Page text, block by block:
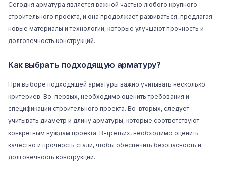
Сегодня арматура является важной частью любого крупного
строительного проекта, и она продолжает развиваться, предлагая
новые материалы и технологии, которые улучшают прочность и
долговечность конструкций.
Как выбрать подходящую арматуру?
При выборе подходящей арматуры важно учитывать несколько
критериев. Во-первых, необходимо оценить требования и
спецификации строительного проекта. Во-вторых, следует
учитывать диаметр и длину арматуры, которые соответствуют
конкретным нуждам проекта. В-третьих, необходимо оценить
качество и прочность стали, чтобы обеспечить безопасность и
долговечность конструкции.